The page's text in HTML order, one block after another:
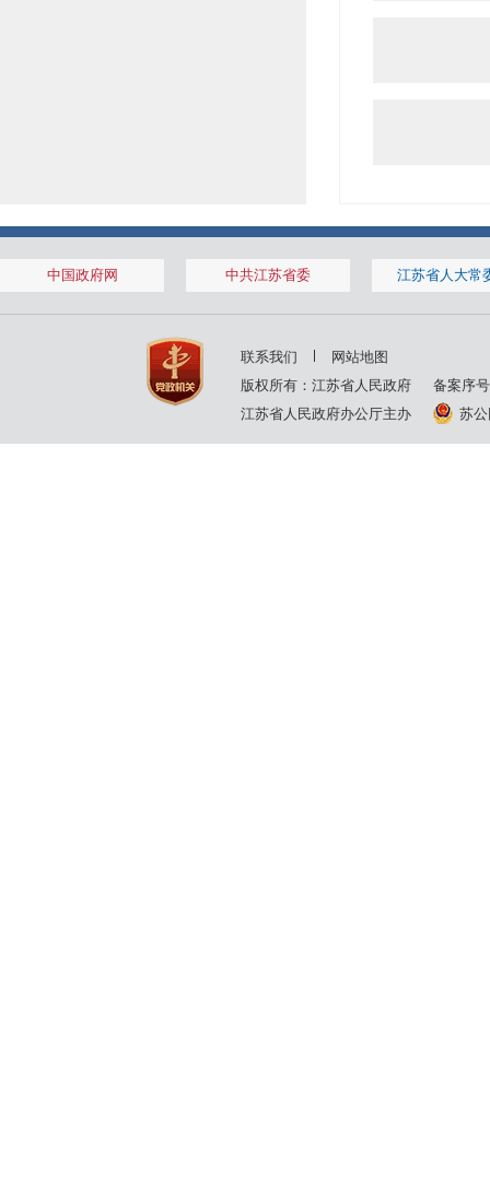
中国政府网 中共江苏省委 江苏省人大常
联系我们
网站地图
版权所有：江苏省人民政府
备案序
江苏省人民政府办公厅主办
苏